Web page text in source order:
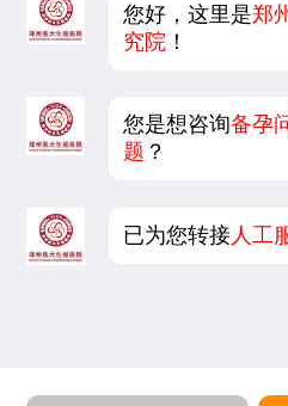
您好，这里是郑
究院 ！
您是想咨询备孕
题 ？
已为您转接 人工